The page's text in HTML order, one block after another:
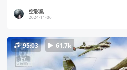
空彩凰
2024-11-06
95:03 61.7k